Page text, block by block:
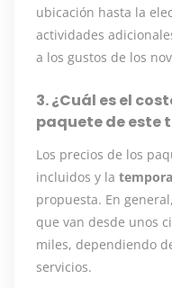
ubicación hasta la
actividades
a los gustos de los
3. ¿Cuál es el
paquete de este
Los precios de los
incluidos y la
propuesta. En
que van desde unos
miles, dependiendo
servicios.